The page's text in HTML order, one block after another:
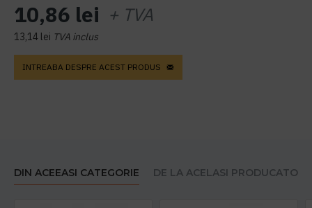
10,86 lei + TVA
13,14 lei TVA inclus
INTREABA DESPRE ACEST PRODUS
DIN ACEEASI CATEGORIE DE LA ACELASI PRODUCATOR